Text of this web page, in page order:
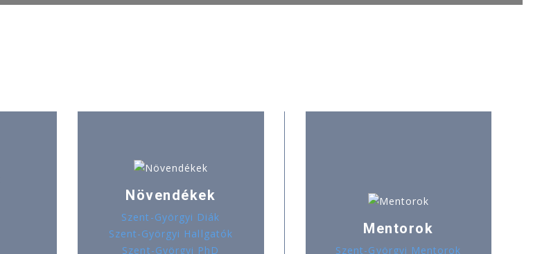
Növendékek
Szent-Györgyi Diák
Szent-Györgyi Hallgatók
Szent-Györgyi PhD
Mentorok
Szent-Györgyi Mentorok